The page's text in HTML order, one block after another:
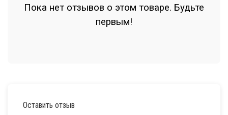
Пока нет отзывов о этом товаре. Будьте
первым!
Оставить отзыв